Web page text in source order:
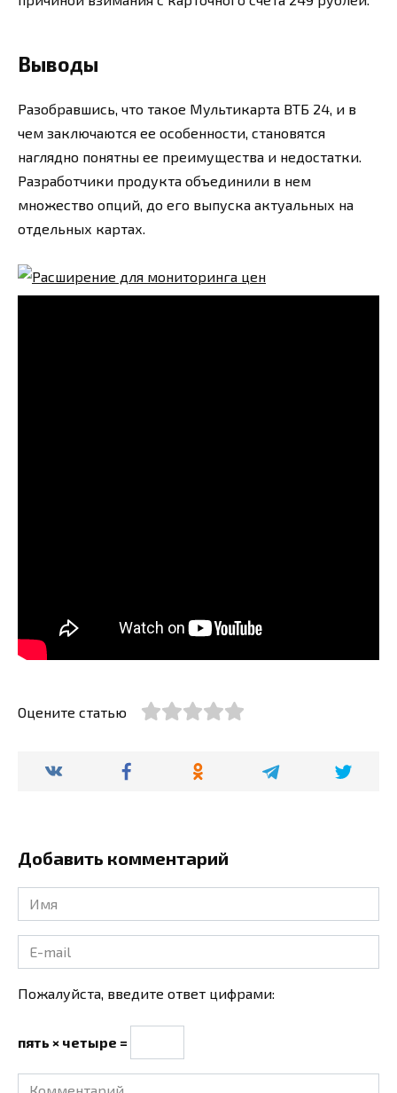
Выводы
Разобравшись, что такое Мультикарта ВТБ 24, и в
чем заключаются ее особенности, становятся
наглядно понятны ее преимущества и недостатки.
Разработчики продукта объединили в нем
множество опций, до его выпуска актуальных на
отдельных картах.
Оцените статью
Добавить комментарий
Имя
*
E-
mail
*
Пожалуйста, введите ответ цифрами:
пять × четыре =
Комментарий